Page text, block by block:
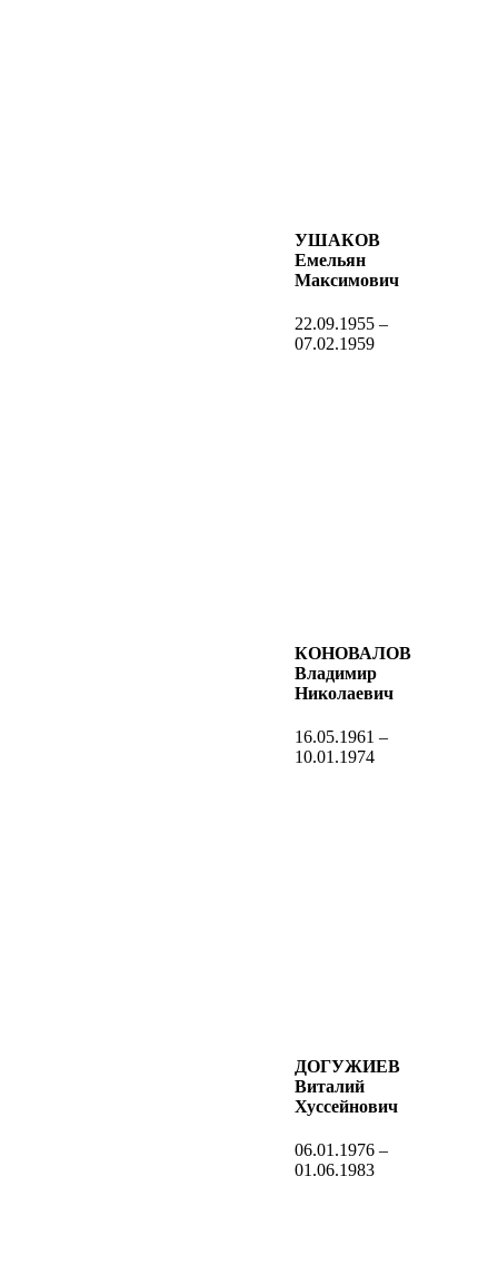
УШАКОВ
Емельян
Максимович
22.09.1955 –
07.02.1959
КОНОВАЛОВ
Владимир
Николаевич
16.05.1961 –
10.01.1974
ДОГУЖИЕВ
Виталий
Хуссейнович
06.01.1976 –
01.06.1983